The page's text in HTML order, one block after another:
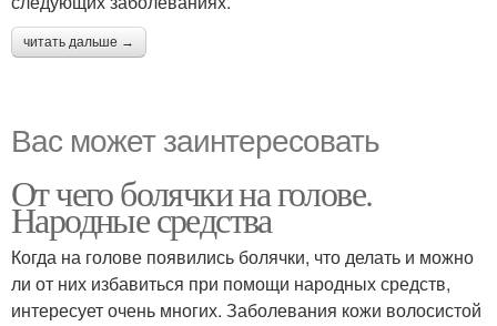
читать дальше →
Вас может заинтересовать
От чего болячки на голове.
Народные средства
Когда на голове появились болячки, что делать и можно
ли от них избавиться при помощи народных средств,
интересует очень многих. Заболевания кожи волосистой